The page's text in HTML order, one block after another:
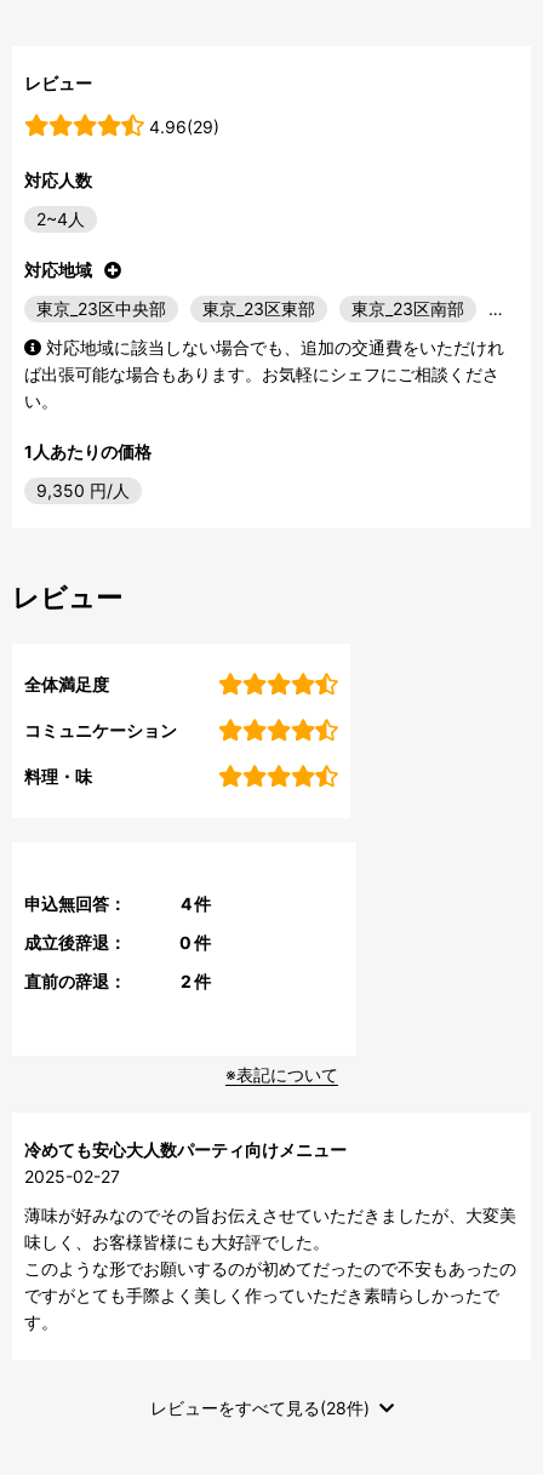
レビュー
4.96(29)
対応人数
2~4人
対応地域
東京_23区中央部
東京_23区東部 東京_23区南部
…
対応地域に該当しない場合でも、追加の交通費をいただけれ
ば出張可能な場合もあります。お気軽にシェフにご相談くださ
い。
1人あたりの価格
9,350 円/人
レビュー
全体満足度
コミュニケーション
料理・味
申込無回答： 4件
成立後辞退：
0件
直前の辞退：
2件
※表記について
冷めても安心大人数パーティ向けメニュー
2025-02-27
薄味が好みなのでその旨お伝えさせていただきましたが、大変美
味しく、お客様皆様にも大好評でした。
このような形でお願いするのが初めてだったので不安もあったの
ですがとても手際よく美しく作っていただき素晴らしかったで
す。
レビューをすべて見る(28件)